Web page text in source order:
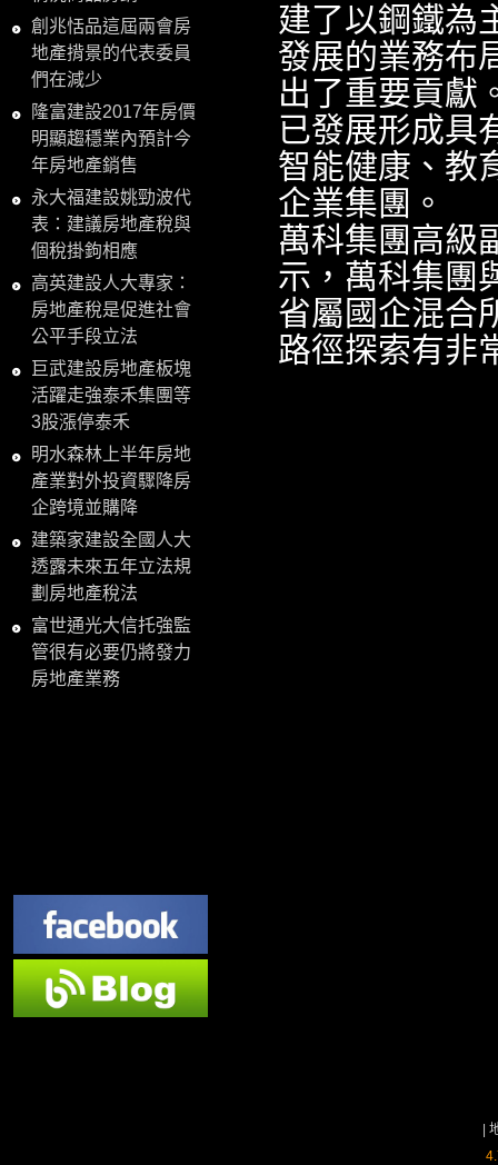
創兆恬品這屆兩會房
地產揹景的代表委員
們在減少
隆富建設2017年房價
明顯趨穩業內預計今
年房地產銷售
永大福建設姚勁波代
表：建議房地產稅與
個稅掛鉤相應
高英建設人大專家：
房地產稅是促進社會
公平手段立法
巨武建設房地產板塊
活躍走強泰禾集團等
3股漲停泰禾
明水森林上半年房地
產業對外投資驟降房
企跨境並購降
建築家建設全國人大
透露未來五年立法規
劃房地產稅法
富世通光大信托強監
管很有必要仍將發力
房地產業務
建了以鋼鐵為
發展的業務布
出了重要貢獻
已發展形成具
智能健康、教
企業集團。
萬科集團高級
示，萬科集團
省屬國企混合
路徑探索有非
|